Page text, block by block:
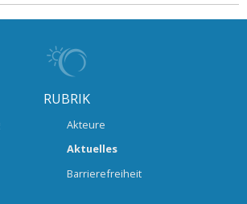
RUBRIK
Akteure
Aktuelles
Barrierefreiheit